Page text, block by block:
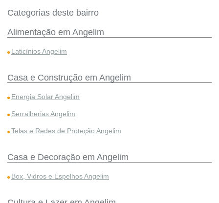
Categorias deste bairro
Alimentação em Angelim
Laticínios Angelim
Casa e Construção em Angelim
Energia Solar Angelim
Serralherias Angelim
Telas e Redes de Proteção Angelim
Casa e Decoração em Angelim
Box, Vidros e Espelhos Angelim